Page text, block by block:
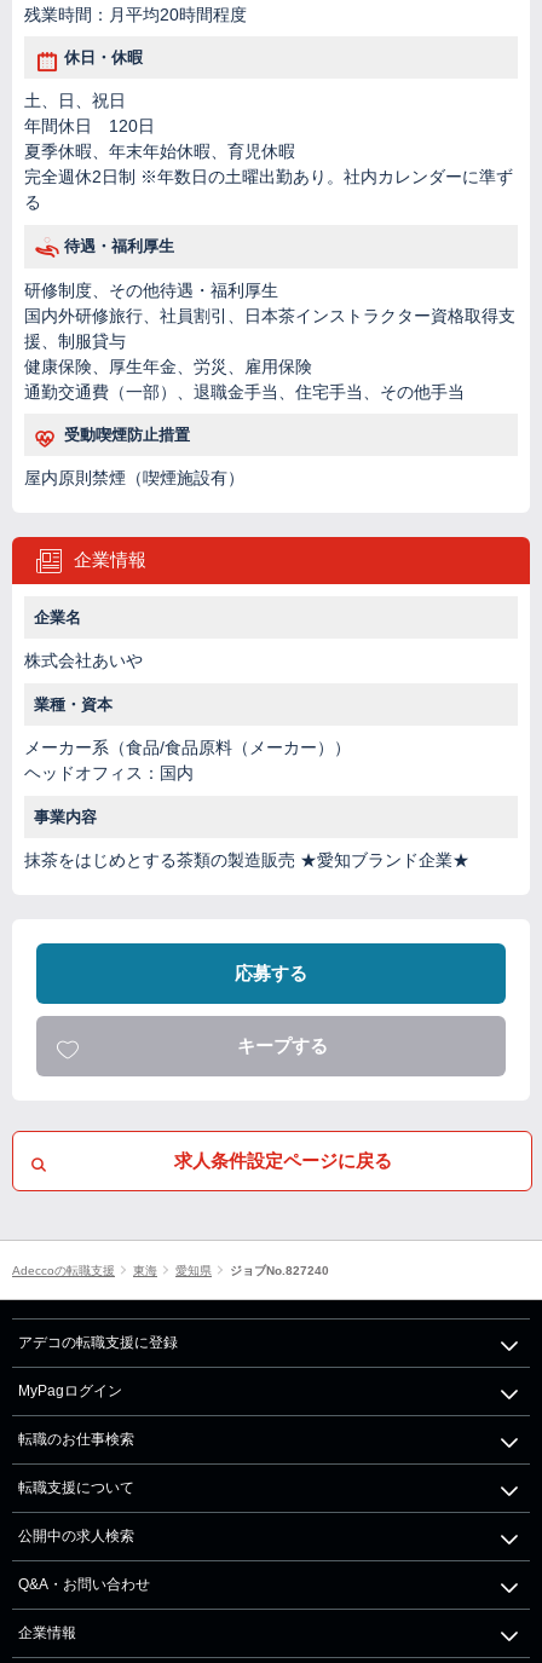
残業時間：月平均20時間程度
休日・休暇
土、日、祝日
年間休日 120日
夏季休暇、年末年始休暇、育児休暇
完全週休2日制 ※年数日の土曜出勤あり。社内カレンダーに準ず
る
待遇・福利厚生
研修制度、その他待遇・福利厚生
国内外研修旅行、社員割引、日本茶インストラクター資格取得支
援、制服貸与
健康保険、厚生年金、労災、雇用保険
通勤交通費（一部）、退職金手当、住宅手当、その他手当
受動喫煙防止措置
屋内原則禁煙（喫煙施設有）
企業情報
企業名
株式会社あいや
業種・資本
メーカー系（食品/食品原料（メーカー））
ヘッドオフィス：国内
事業内容
抹茶をはじめとする茶類の製造販売 ★愛知ブランド企業★
応募する
キープする
求人条件設定ページに戻る
Adeccoの転職支援 東海 愛知県 ジョブNo.827240
アデコの転職支援に登録
MyPagログイン
転職のお仕事検索
転職支援について
公開中の求人検索
Q&A・お問い合わせ
企業情報